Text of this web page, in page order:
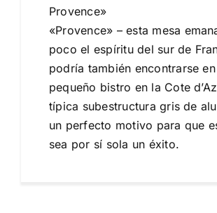
Provence»
«Provence» – esta mesa
poco el espíritu del sur de
podría también encontrarse
pequeño bistro en la Cote
típica subestructura gris de
un perfecto motivo para que
sea por sí sola un éxito.